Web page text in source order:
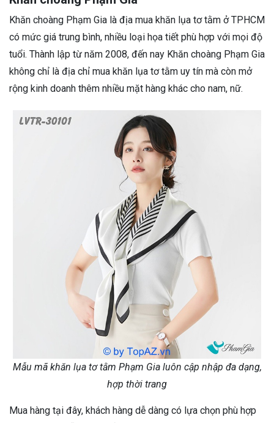
Khăn choàng Phạm Gia là địa mua khăn lụa tơ tằm ở TPHCM
có mức giá trung bình, nhiều loại họa tiết phù hợp với mọi độ
tuổi. Thành lập từ năm 2008, đến nay Khăn choàng Phạm Gia
không chỉ là địa chỉ mua khăn lụa tơ tằm uy tín mà còn mở
rộng kinh doanh thêm nhiều mặt hàng khác cho nam, nữ.
Mẫu mã khăn lụa tơ tằm Phạm Gia luôn cập nhập đa dạng,
hợp thời trang
Mua hàng tại đây, khách hàng dễ dàng có lựa chọn phù hợp